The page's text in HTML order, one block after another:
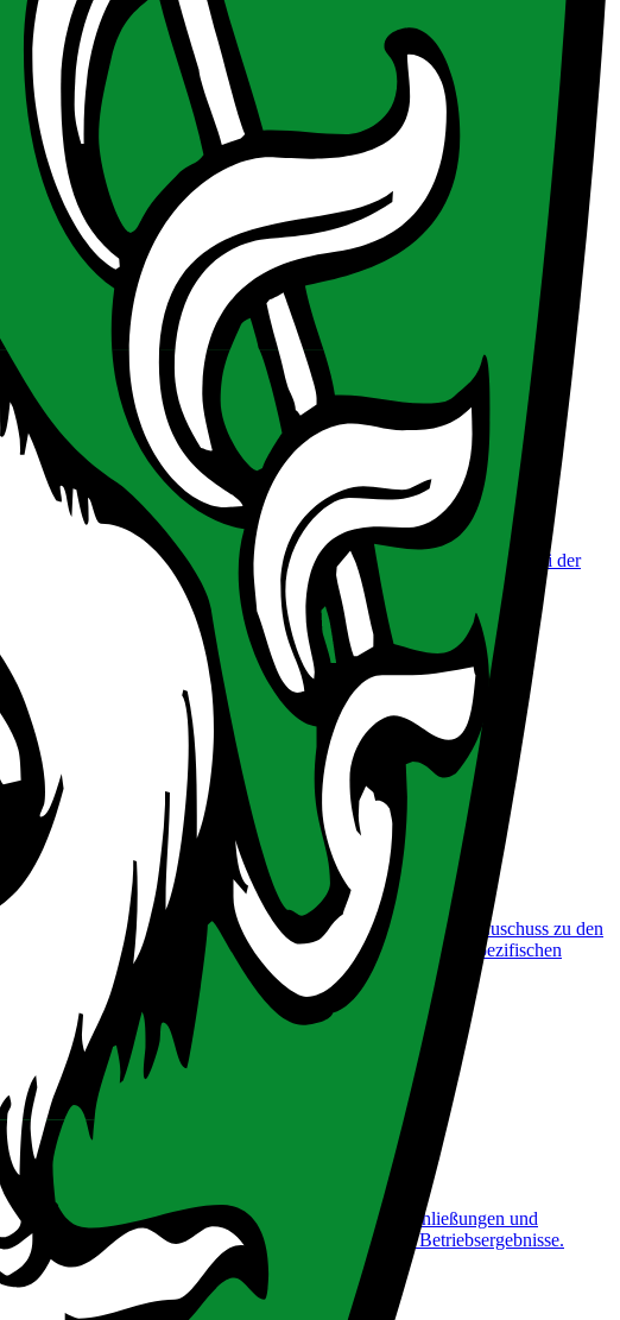
des Europäischen Green Deals entsprechen. Gefördert werden
Angeboten werden Zuschüsse für materielle und immaterielle Investitionen.
und grüne Transformation, neue Betriebsstätten, Diversifizierung und
sowie das Erreichen einer Mindestpunktezahl bei der Projektbewertung.
die bereits eine Förderzusage im FFG-Basisprogramm haben.
der Steiermark. Voraussetzung ist die Einreichung und Bewilligung bei der
Baunebengewerbe. Angeboten wird ein nicht rückzahlbarer Zuschuss zu den
Voraussetzung ist die Absolvierung von Kursen aus dem spezifischen
bei Wachstumsprojekten, F&E-Vorhaben, Markterschließungen und
ein etabliertes Geschäftsmodell und positive Betriebsergebnisse.